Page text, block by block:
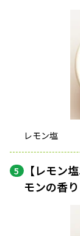
レモン塩
5 【レモン
モンの香